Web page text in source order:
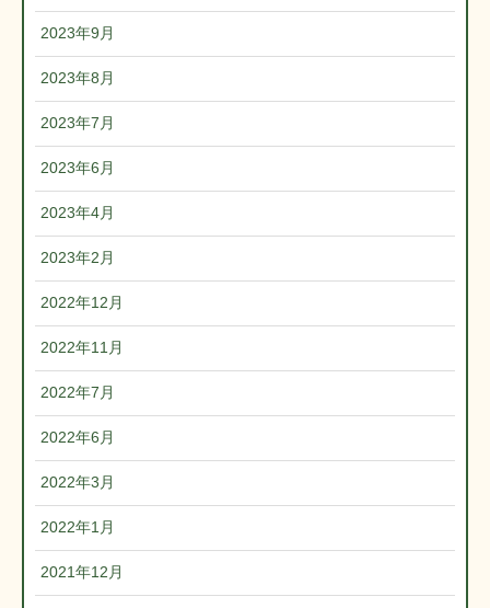
2023年9月
2023年8月
2023年7月
2023年6月
2023年4月
2023年2月
2022年12月
2022年11月
2022年7月
2022年6月
2022年3月
2022年1月
2021年12月